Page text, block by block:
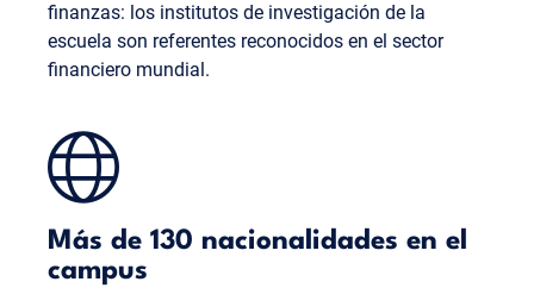
finanzas: los institutos de investigación de la
escuela son referentes reconocidos en el sector
financiero mundial.
Más de 130 nacionalidades en el
campus